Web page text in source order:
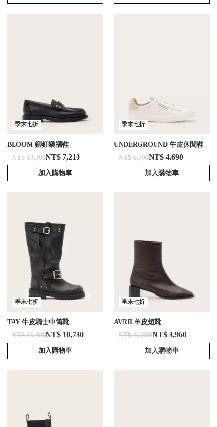
季末七折
BLOOM 鉚釘樂福鞋
NT$ 10,300NT$ 7,210
加入購物車
季末七折
UNDERGROUND 牛皮休閒鞋
NT$ 6,700NT$ 4,690
加入購物車
季末七折
TAY 牛皮騎士中筒靴
NT$ 15,400NT$ 10,780
加入購物車
季末七折
AVRIL羊皮短靴
NT$ 12,800NT$ 8,960
加入購物車